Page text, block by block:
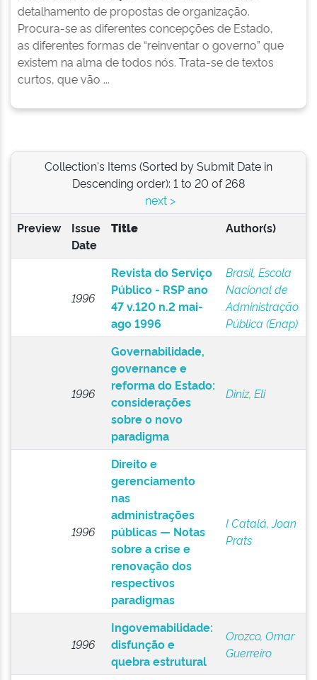
novos paradigmas trazidos pela governabilidade,
governance e reforma do Estado.
Collection's Items (Sorted by Submit Date in
Descending order): 1 to 20 of 268
next >
Preview
Issue
Date
Title Author(s)
1996
Revista do Serviço
Público - RSP ano
47 v.120 n.2 mai-
ago 1996
Brasil, Escola
Nacional de
Administração
Pública (Enap)
1996
Governabilidade,
governance e
reforma do Estado:
considerações
sobre o novo
paradigma
Diniz, Eli
1996
Direito e
gerenciamento
nas
administrações
públicas — Notas
sobre a crise e
renovação dos
respectivos
paradigmas
I Catalá, Joan
Prats
1996
Ingovemabilidade:
disfunção e
quebra estrutural
Orozco, Omar
Guerreiro